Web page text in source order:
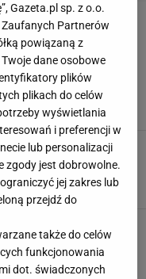
wciąż muszą o tym
obietnicę
legendę. Skazali go
dookoła
wyczyn Grbicia.
historii
Gazeta.pl sp. z o.o.
Zaufanych Partnerów
powiązaną z
dane osobowe
plików
plikach do celów
wyświetlania
i preferencji w
lub personalizacji
zgody jest dobrowolne.
jej zakres lub
przejdź do
także do celów
funkcjonowania
dot. świadczonych